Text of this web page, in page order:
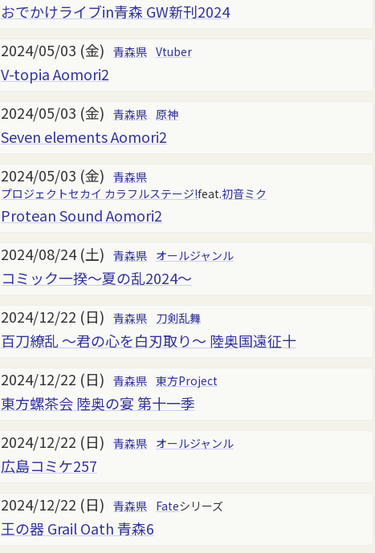
おでかけライブin青森 GW新刊2024
2024/05/03 (金) 青森県 Vtuber
V-topia Aomori2
2024/05/03 (金) 青森県 原神
Seven elements Aomori2
2024/05/03 (金) 青森県
プロジェクトセカイ カラフルステージ!feat.初音ミク
Protean Sound Aomori2
2024/08/24 (土) 青森県 オールジャンル
コミック一揆〜夏の乱2024〜
2024/12/22 (日) 青森県 刀剣乱舞
百刀繚乱 ～君の心を白刃取り～ 陸奥国遠征十
2024/12/22 (日) 青森県 東方Project
東方螺茶会 陸奥の宴 第十一季
2024/12/22 (日) 青森県 オールジャンル
広島コミケ257
2024/12/22 (日) 青森県 Fateシリーズ
王の器 Grail Oath 青森6